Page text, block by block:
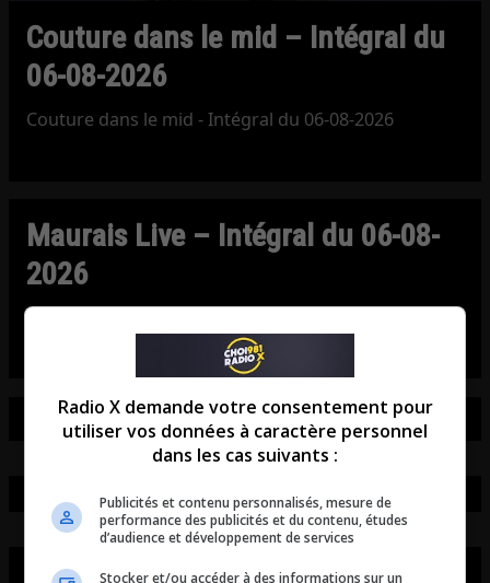
Couture dans le mid – Intégral du
06-08-2026
Couture dans le mid - Intégral du 06-08-2026
Maurais Live – Intégral du 06-08-
2026
Maurais Live - Intégral du 06-08-2026
Radio X demande votre consentement pour
utiliser vos données à caractère personnel
dans les cas suivants :
Publicités et contenu personnalisés, mesure de
performance des publicités et du contenu, études
d’audience et développement de services
Stocker et/ou accéder à des informations sur un